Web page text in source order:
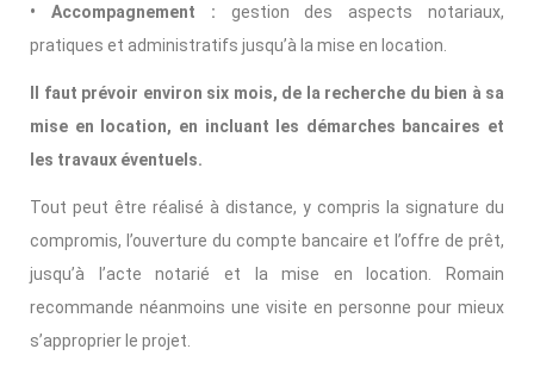
• Accompagnement : gestion des aspects notariaux,
pratiques et administratifs jusqu’à la mise en location.
Il faut prévoir environ six mois, de la recherche du bien à sa
mise en location, en incluant les démarches bancaires et
les travaux éventuels.
Tout peut être réalisé à distance, y compris la signature du
compromis, l’ouverture du compte bancaire et l’offre de prêt,
jusqu’à l’acte notarié et la mise en location. Romain
recommande néanmoins une visite en personne pour mieux
s’approprier le projet.